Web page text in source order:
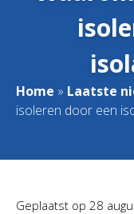
Home » Laatste
isoleren door een
Geplaatst op 28